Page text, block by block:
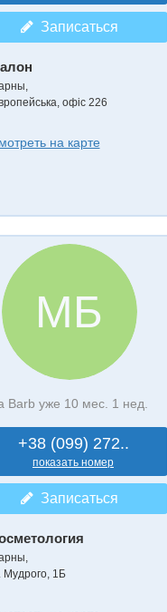
Записаться
офіс 226
на карте
МБ
Barb уже 10 мес. 1 нед.
+38 (099) 272..
показать номер
Записаться
Мудрого, 1Б